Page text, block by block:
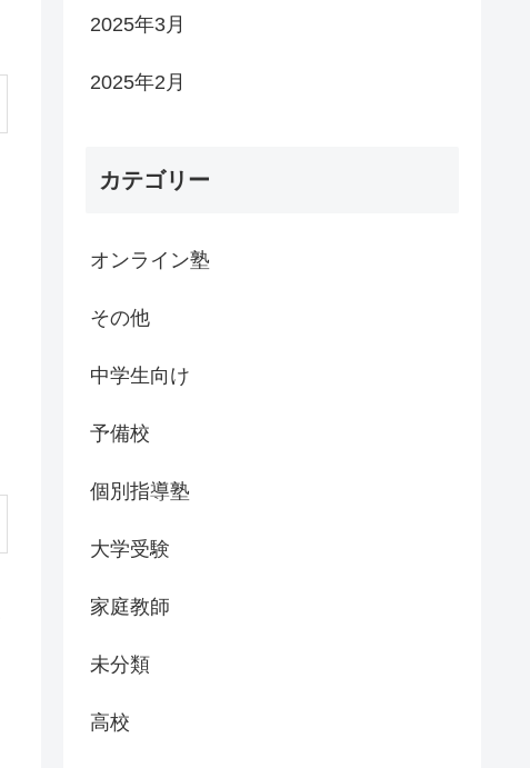
2025年3月
2025年2月
カテゴリー
オンライン塾
その他
中学生向け
予備校
個別指導塾
大学受験
家庭教師
未分類
高校